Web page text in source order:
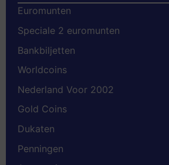
Euromunten
Speciale 2 euromunten
Bankbiljetten
Worldcoins
Nederland Voor 2002
Gold Coins
Dukaten
Penningen